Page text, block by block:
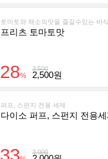
토마토와 채소의맛을 즐길수있는 바
프리츠 토마토맛
3,500
28% 2,500원
퍼프, 스펀지 전용 세제
다이소 퍼프, 스펀지 전용
3,000